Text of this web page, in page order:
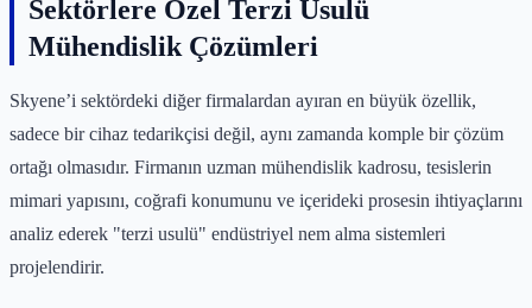
Sektörlere Özel Terzi Usulü
Mühendislik Çözümleri
Skyene’i sektördeki diğer firmalardan ayıran en büyük özellik,
sadece bir cihaz tedarikçisi değil, aynı zamanda komple bir çözüm
ortağı olmasıdır. Firmanın uzman mühendislik kadrosu, tesislerin
mimari yapısını, coğrafi konumunu ve içerideki prosesin ihtiyaçlarını
analiz ederek "terzi usulü" endüstriyel nem alma sistemleri
projelendirir.